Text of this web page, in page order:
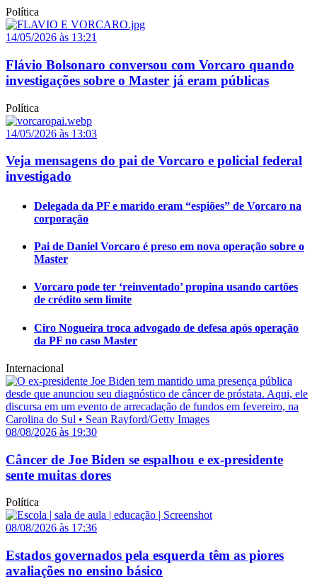
Política
14/05/2026 às 13:21
Flávio Bolsonaro conversou com Vorcaro quando
investigações sobre o Master já eram públicas
Política
14/05/2026 às 13:03
Veja mensagens do pai de Vorcaro e policial federal
investigado
Delegada da PF e marido eram “espiões” de Vorcaro na
corporação
Pai de Daniel Vorcaro é preso em nova operação sobre o
Master
Vorcaro pode ter ‘reinventado’ propina usando cartões
de crédito sem limite
Ciro Nogueira troca advogado de defesa após operação
da PF no caso Master
Internacional
08/08/2026 às 19:30
Câncer de Joe Biden se espalhou e ex-presidente
sente muitas dores
Política
08/08/2026 às 17:36
Estados governados pela esquerda têm as piores
avaliações no ensino básico